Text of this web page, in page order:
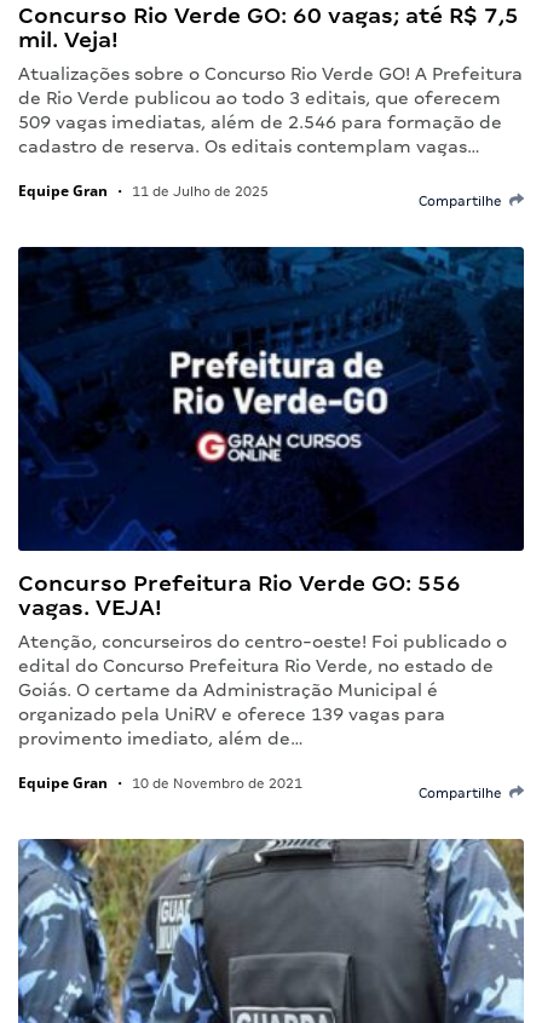
Concurso Rio Verde GO: 60 vagas; até R$ 7,5
mil. Veja!
Atualizações sobre o Concurso Rio Verde GO! A Prefeitura
de Rio Verde publicou ao todo 3 editais, que oferecem
509 vagas imediatas, além de 2.546 para formação de
cadastro de reserva. Os editais contemplam vagas…
Equipe Gran • 11 de Julho de 2025
Compartilhe
Concurso Prefeitura Rio Verde GO: 556
vagas. VEJA!
Atenção, concurseiros do centro-oeste! Foi publicado o
edital do Concurso Prefeitura Rio Verde, no estado de
Goiás. O certame da Administração Municipal é
organizado pela UniRV e oferece 139 vagas para
provimento imediato, além de…
Equipe Gran • 10 de Novembro de 2021
Compartilhe